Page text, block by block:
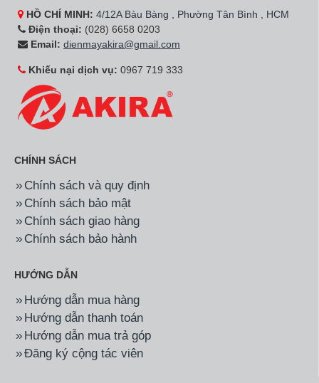
HỒ CHÍ MINH: 4/12A Bàu Bàng , Phường Tân Bình , HCM
Điện thoại: (028) 6658 0203
Email: dienmayakira@gmail.com
Khiếu nại dịch vụ: 0967 719 333
CHÍNH SÁCH
Chính sách và quy định
Chính sách bảo mật
Chính sách giao hàng
Chính sách bảo hành
HƯỚNG DẪN
Hướng dẫn mua hàng
Hướng dẫn thanh toán
Hướng dẫn mua trả góp
Đăng ký cộng tác viên